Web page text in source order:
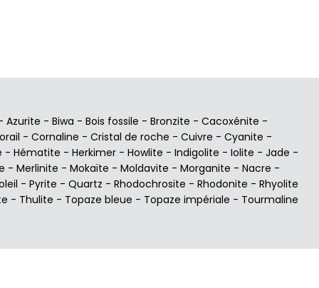
Azurite - Biwa - Bois fossile - Bronzite - Cacoxénite -
- Cornaline - Cristal de roche - Cuivre - Cyanite -
- Hématite - Herkimer - Howlite - Indigolite - Iolite - Jade -
- Merlinite - Mokaïte - Moldavite - Morganite - Nacre -
- Pyrite - Quartz - Rhodochrosite - Rhodonite - Rhyolite
- Thulite - Topaze bleue - Topaze impériale - Tourmaline